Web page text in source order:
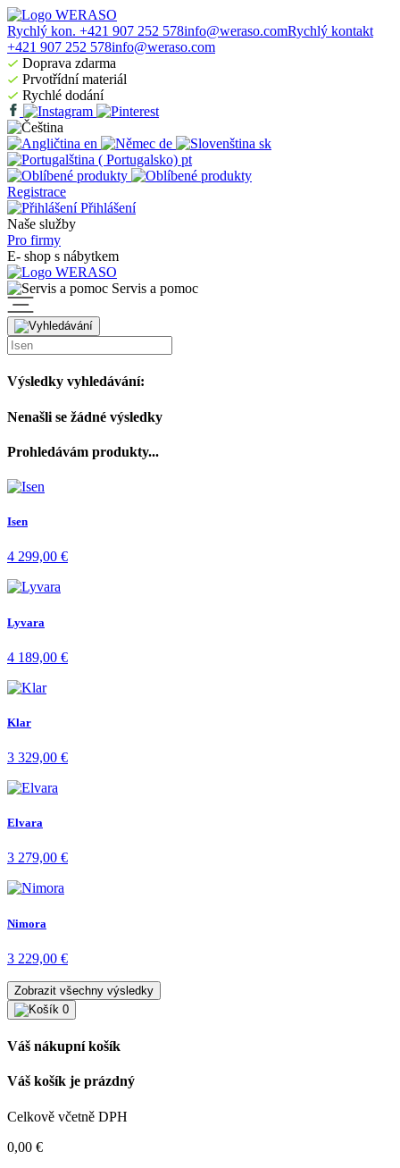
Rychlý kon. +421 907 252 578info@weraso.comRychlý kontakt
+421 907 252 578info@weraso.com
Doprava zdarma
Prvotřídní materiál
Rychlé dodání
en de
sk
pt
Registrace
Přihlášení
Naše služby
Pro firmy
E- shop s nábytkem
Servis a pomoc
Výsledky vyhledávání:
Nenašli se žádné výsledky
Prohledávám produkty...
Isen
4 299,00 €
Lyvara
4 189,00 €
Klar
3 329,00 €
Elvara
3 279,00 €
Nimora
3 229,00 €
Zobrazit všechny výsledky
0
Váš nákupní košík
Váš košík je prázdný
Celkově včetně DPH
0,00 €